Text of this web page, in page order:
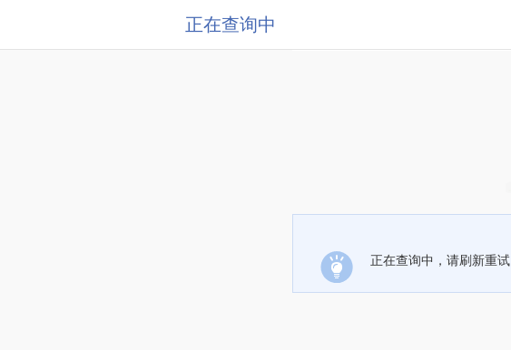
正在查询中
正在查询中，请刷新重试